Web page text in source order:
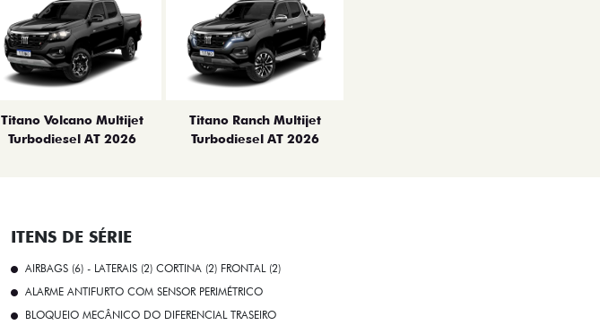
Titano Volcano Multijet
Turbodiesel AT 2026
Titano Ranch Multijet
Turbodiesel AT 2026
ITENS DE SÉRIE
AIRBAGS (6) - LATERAIS (2) CORTINA (2) FRONTAL (2)
ALARME ANTIFURTO COM SENSOR PERIMÉTRICO
BLOQUEIO MECÂNICO DO DIFERENCIAL TRASEIRO